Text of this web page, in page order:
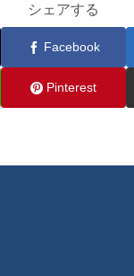
シェアする
Facebook
Pinterest